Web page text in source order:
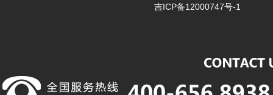
吉ICP备12000747号-1